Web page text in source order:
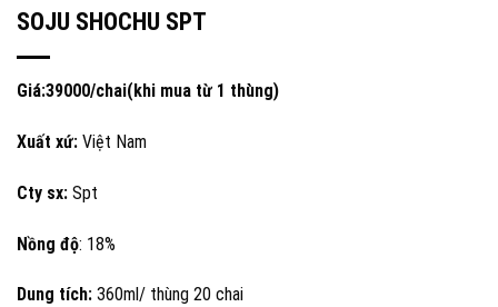
SOJU SHOCHU SPT
Giá:39000/chai(khi mua từ 1 thùng)
Xuất xứ: Việt Nam
Cty sx: Spt
Nồng độ: 18%
Dung tích: 360ml/ thùng 20 chai